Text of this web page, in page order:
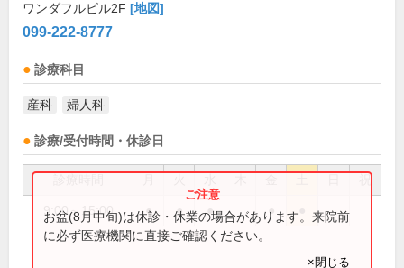
ワンダフルビル2F [地図]
099-222-8777
診療科目
産科 婦人科
診療/受付時間・休診日
祝
9:00～15:00 ● ● ● ●
お盆(8月中旬)は休診・休業の場合があります。来院前
に必ず医療機関に直接ご確認ください。
×閉じる